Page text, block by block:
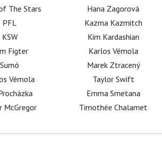
The Stars
PFL
KSW
Figter
Sumó
Vémola
McGregor
Hana Zagorová
Kazma Kazmitch
Kim Kardashian
Karlos Vémola
Marek Ztracený
Taylor Swift
Emma Smetana
Timothée Chalamet